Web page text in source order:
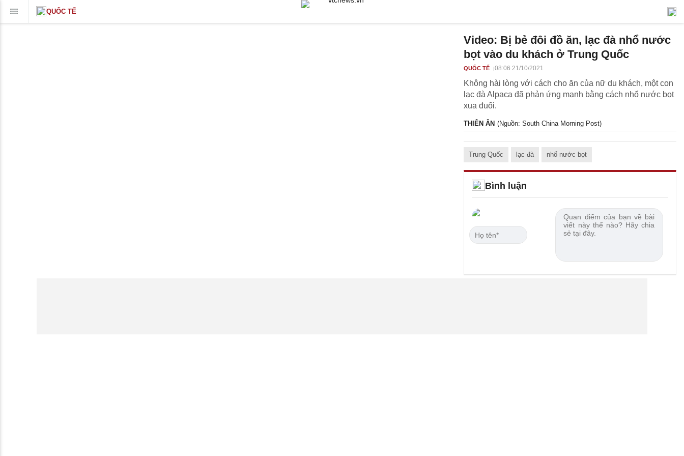
QUỐC TẾ
Video: Bị bẻ đôi đồ ăn, lạc đà nhổ nước
bọt vào du khách ở Trung Quốc
QUỐC TẾ 08:06 21/10/2021
Không hài lòng với cách cho ăn của nữ du khách, một con
lạc đà Alpaca đã phản ứng mạnh bằng cách nhổ nước bọt
xua đuổi.
THIÊN ÂN (Nguồn: South China Morning Post)
Trung Quốc lạc đà nhổ nước bọt
Bình luận